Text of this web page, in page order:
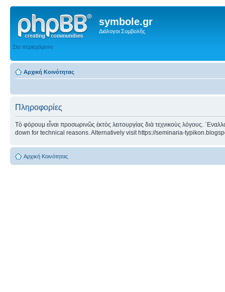
symbole.gr
Διάλογοι Συμβολῆς
Στο περιεχόμενο
Αρχική Κοινότητας
Πληροφορίες
Τὸ φόρουμ εἶναι προσωρινῶς ἐκτὸς λειτουργίας διὰ τεχνικοὺς λόγους.
down for technical reasons. Alternatively visit https://seminaria-
Αρχική Κοινότητας